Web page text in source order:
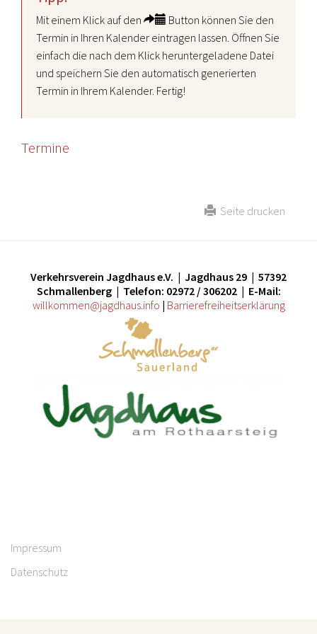
Mit einem Klick auf den
Button können Sie den
Termin in Ihren Kalender eintragen lassen. Öffnen Sie
einfach die nach dem Klick heruntergeladene Datei
und speichern Sie den automatisch generierten
Termin in Ihrem Kalender. Fertig!
Termine
Seite drucken
Verkehrsverein Jagdhaus e.V. | Jagdhaus 29 | 57392
Schmallenberg | Telefon: 02972 / 306202 | E-Mail:
willkommen@jagdhaus.info | Barrierefreiheitserklärung
Impressum
Datenschutz